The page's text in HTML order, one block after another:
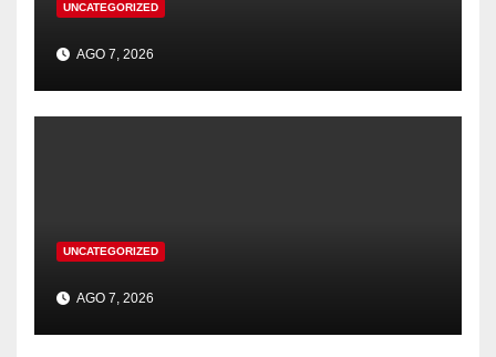
UNCATEGORIZED
AGO 7, 2026
UNCATEGORIZED
AGO 7, 2026